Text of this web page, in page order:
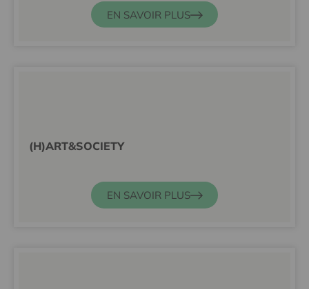
EN SAVOIR PLUS
(H)ART&SOCIETY
EN SAVOIR PLUS